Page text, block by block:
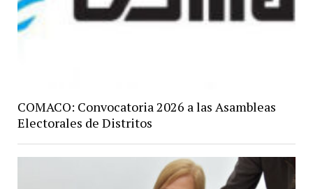
COMACO: Convocatoria 2026 a las Asambleas
Electorales de Distritos